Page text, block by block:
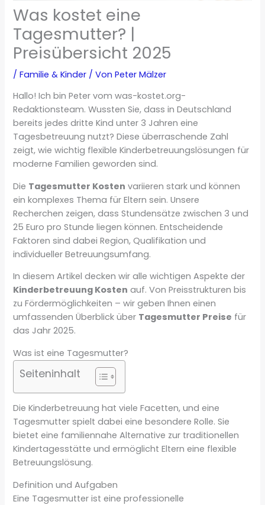
Was kostet eine
Tagesmutter? |
Preisübersicht 2025
/Familie & Kinder / VonPeter Mälzer
Hallo! Ich bin Peter vom was-kostet.org-
Redaktionsteam. Wussten Sie, dass in Deutschland
bereits jedes dritte Kind unter 3 Jahren eine
Tagesbetreuung nutzt? Diese überraschende Zahl
zeigt, wie wichtig flexible Kinderbetreuungslösungen für
moderne Familien geworden sind.
Die Tagesmutter Kosten variieren stark und können
ein komplexes Thema für Eltern sein. Unsere
Recherchen zeigen, dass Stundensätze zwischen 3 und
25 Euro pro Stunde liegen können. Entscheidende
Faktoren sind dabei Region, Qualifikation und
individueller Betreuungsumfang.
In diesem Artikel decken wir alle wichtigen Aspekte der
Kinderbetreuung Kosten auf. Von Preisstrukturen bis
zu Fördermöglichkeiten – wir geben Ihnen einen
umfassenden Überblick über Tagesmutter Preise für
das Jahr 2025.
Was ist eine Tagesmutter?
Seiteninhalt
Die Kinderbetreuung hat viele Facetten, und eine
Tagesmutter spielt dabei eine besondere Rolle. Sie
bietet eine familiennahe Alternative zur traditionellen
Kindertagesstätte und ermöglicht Eltern eine flexible
Betreuungslösung.
Definition und Aufgaben
Eine Tagesmutter ist eine professionelle